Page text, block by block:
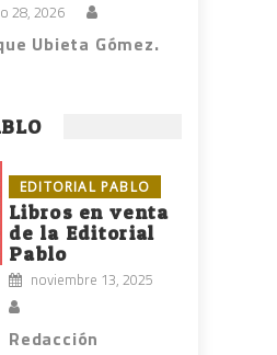
28, 2026
Ubieta Gómez.
EDITORIAL PABLO
Libros en venta
de la Editorial
Pablo
noviembre 13, 2025
Redacción